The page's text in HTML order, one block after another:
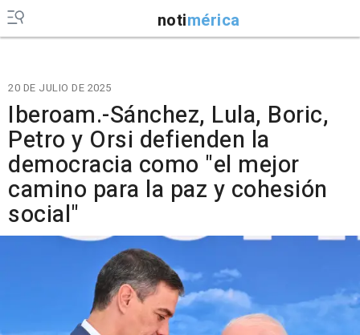
notimérica
20 DE JULIO DE 2025
Iberoam.-Sánchez, Lula, Boric,
Petro y Orsi defienden la
democracia como "el mejor
camino para la paz y cohesión
social"